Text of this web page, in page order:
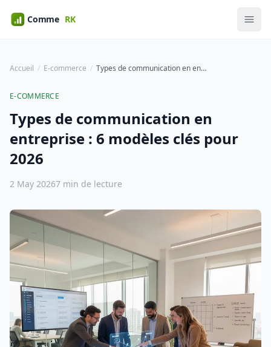
Accueil E-commerce Types de communication en entreprise : 6 modèles clés pour 2026
E-COMMERCE
Types de communication en
entreprise : 6 modèles clés pour
2026
2 May 20267 min de lecture